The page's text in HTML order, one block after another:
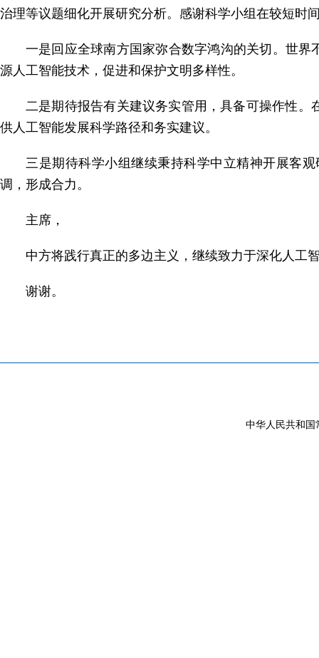
治理等议题细化开展研究分析。感谢科学小组在较短时
一是回应全球南方国家弥合数字鸿沟的关切。世
源人工智能技术，促进和保护文明多样性。
二是期待报告有关建议务实管用，具备可操作性
供人工智能发展科学路径和务实建议。
三是期待科学小组继续秉持科学中立精神开展客
调，形成合力。
主席，
中方将践行真正的多边主义，继续致力于深化人工
谢谢。
中华人民共和国